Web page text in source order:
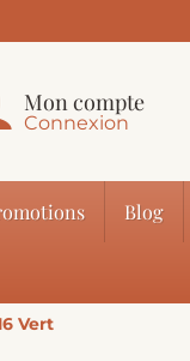
Mon compte
Connexion
Blog
Vert